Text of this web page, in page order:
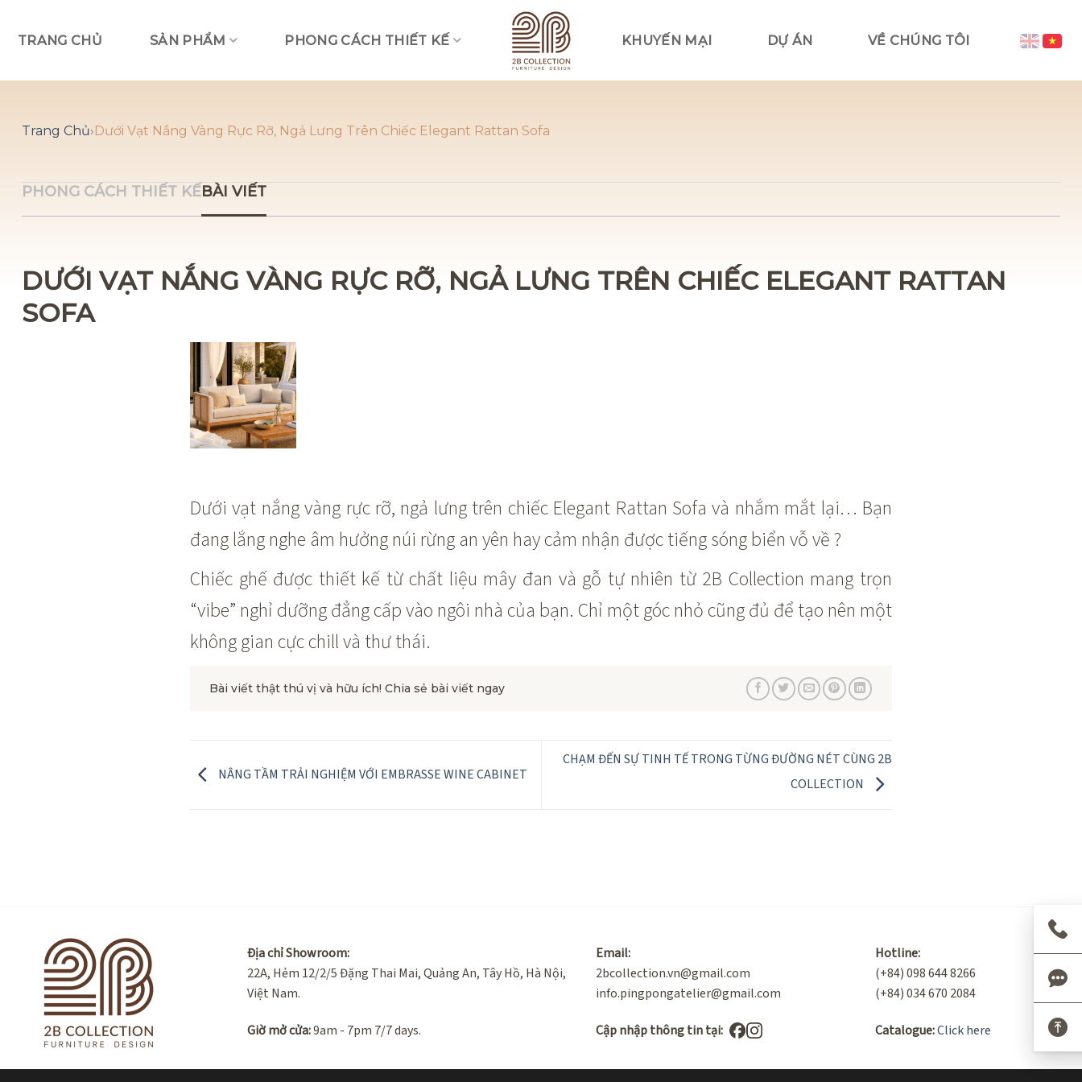
content
TRANG CHỦ SẢN PHẨM PHONG CÁCH THIẾT KẾ KHUYẾN MẠI DỰ ÁN VỀ CHÚNG TÔI
Trang Chủ›Dưới Vạt Nắng Vàng Rực Rỡ, Ngả Lưng Trên Chiếc Elegant Rattan Sofa
PHONG CÁCH THIẾT KẾBÀI VIẾT
DƯỚI VẠT NẮNG VÀNG RỰC RỠ, NGẢ LƯNG TRÊN CHIẾC ELEGANT RATTAN
SOFA
Dưới vạt nắng vàng rực rỡ, ngả lưng trên chiếc Elegant Rattan Sofa và nhắm mắt lại… Bạn
đang lắng nghe âm hưởng núi rừng an yên hay cảm nhận được tiếng sóng biển vỗ về ?
Chiếc ghế được thiết kế từ chất liệu mây đan và gỗ tự nhiên từ 2B Collection mang trọn
“vibe” nghỉ dưỡng đẳng cấp vào ngôi nhà của bạn. Chỉ một góc nhỏ cũng đủ để tạo nên một
không gian cực chill và thư thái.
Bài viết thật thú vị và hữu ích! Chia sẻ bài viết ngay
NÂNG TẦM TRẢI NGHIỆM VỚI EMBRASSE WINE CABINET
CHẠM ĐẾN SỰ TINH TẾ TRONG TỪNG ĐƯỜNG NÉT CÙNG 2B
COLLECTION
Địa chỉ Showroom:
22A, Hẻm 12/2/5 Đặng Thai Mai, Quảng An, Tây Hồ, Hà Nội,
Việt Nam.
Giờ mở cửa:9am - 7pm 7/7 days.
Email:
2bcollection.vn@gmail.com
info.pingpongatelier@gmail.com
Cập nhập thông tin tại:
Hotline:
(+84) 098 644 8266
(+84) 034 670 2084
Catalogue:Click here
Vui lòng lựa chọn hình thức liên lạc phù hợp với quý khách